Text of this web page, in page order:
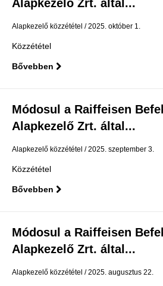
Alapkezelő Zrt. által...
Alapkezelő közzététel 2025. október 1.
Közzététel
Bővebben
Módosul a Raiffeisen
Alapkezelő Zrt. által...
Alapkezelő közzététel 2025. szeptember 3.
Közzététel
Bővebben
Módosul a Raiffeisen
Alapkezelő Zrt. által...
Alapkezelő közzététel 2025. augusztus 22.